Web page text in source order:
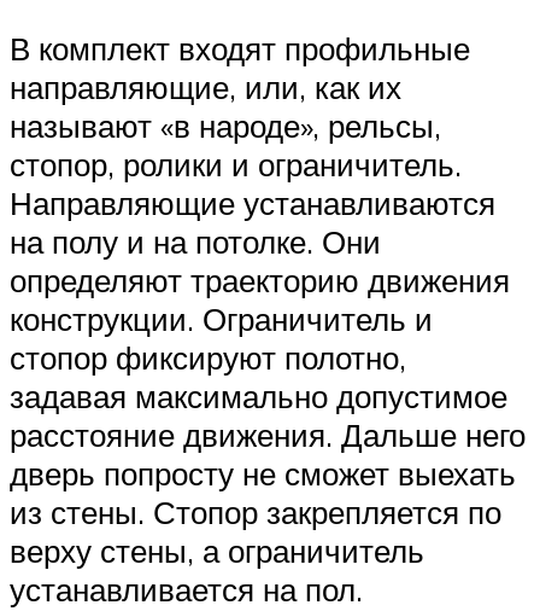
В комплект входят профильные
направляющие, или, как их
называют «в народе», рельсы,
стопор, ролики и ограничитель.
Направляющие устанавливаются
на полу и на потолке. Они
определяют траекторию движения
конструкции. Ограничитель и
стопор фиксируют полотно,
задавая максимально допустимое
расстояние движения. Дальше него
дверь попросту не сможет выехать
из стены. Стопор закрепляется по
верху стены, а ограничитель
устанавливается на пол.